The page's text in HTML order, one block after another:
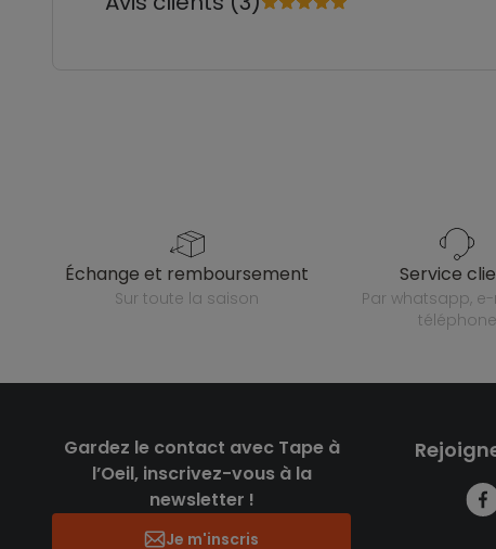
échange et remboursement
sur toute la saison
service
par whatsapp, e-mail ou
téléphone
Gardez le contact avec Tape à
l’Oeil, inscrivez-vous à la
newsletter !
Je m'inscris